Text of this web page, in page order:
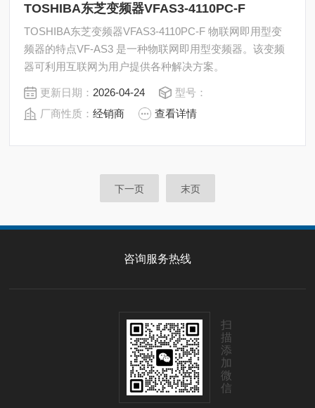
TOSHIBA东芝变频器VFAS3-4110PC-F
TOSHIBA东芝变频器VFAS3-4110PC-F 物联网即用型变
频器的特点VF-AS3 是一种物联网即用型变频器。该变频
器可利用互联网为用户提供各种解决方案。
更新日期： 2026-04-24
型号：
厂商性质：经销商 查看详情
下一页 末页
咨询服务热线
扫
描
添
加
微
信